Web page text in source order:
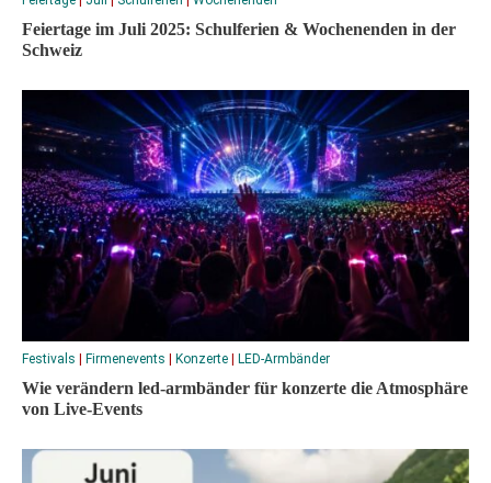
Feiertage im Juli 2025: Schulferien & Wochenenden in der
Schweiz
Festivals Firmenevents Konzerte LED-Armbänder
Wie verändern led-armbänder für konzerte die Atmosphäre
von Live-Events